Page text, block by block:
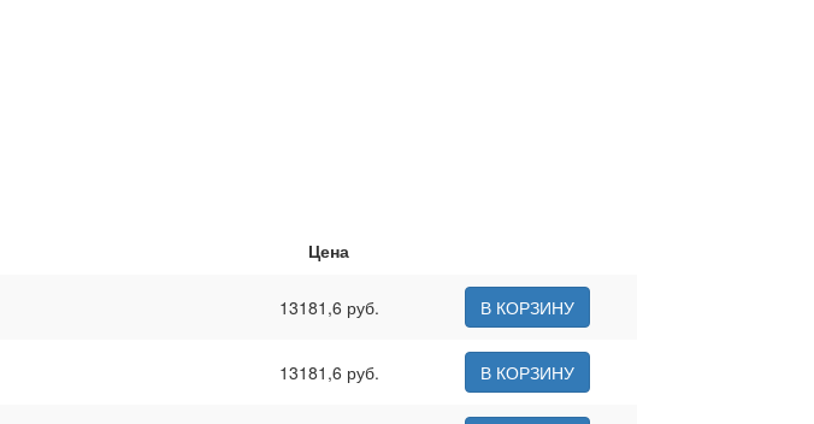
Цена
13181,6 руб. В КОРЗИНУ
13181,6 руб. В КОРЗИНУ